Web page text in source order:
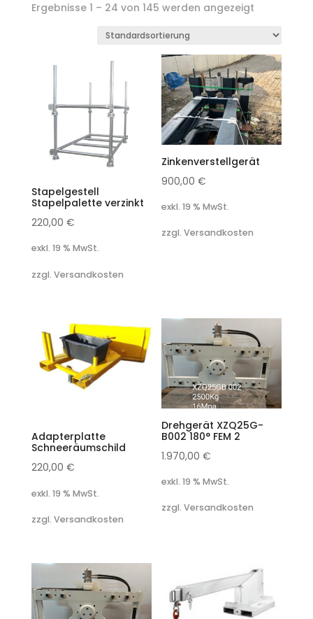
Ergebnisse 1 – 24 von 145 werden angezeigt
Stapelgestell
Stapelpalette verzinkt
220,00 €
exkl. 19 % MwSt.
zzgl. Versandkosten
Zinkenverstellgerät
900,00€
exkl. 19 % MwSt.
zzgl. Versandkosten
Adapterplatte
Schneeräumschild
220,00 €
exkl. 19 % MwSt.
zzgl. Versandkosten
Drehgerät XZQ25G-
B002 180° FEM 2
1.970,00€
exkl. 19 % MwSt.
zzgl. Versandkosten